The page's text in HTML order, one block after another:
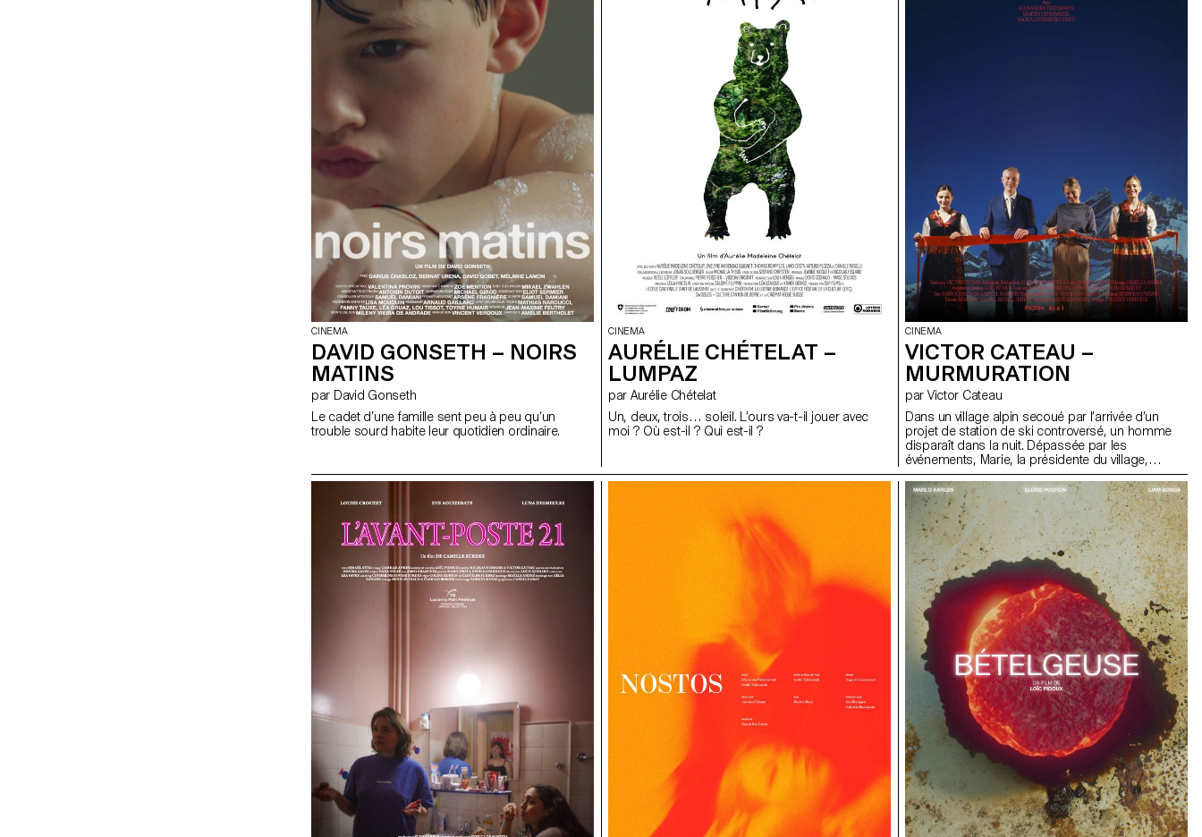
CINEMA
DAVID GONSETH – NOIRS
MATINS
par David Gonseth
Le cadet d’une famille sent peu à peu qu’un
trouble sourd habite leur quotidien ordinaire.
CINEMA
AURÉLIE CHÉTELAT –
LUMPAZ
par Aurélie Chételat
Un, deux, trois… soleil. L’ours va-t-il jouer avec
moi ? Où est-il ? Qui est-il ?
CINEMA
VICTOR CATEAU –
MURMURATION
par Victor Cateau
Dans un village alpin secoué par l’arrivée d’un
projet de station de ski controversé, un homme
disparaît dans la nuit. Dépassée par les
événements, Marie, la présidente du village,
essaie de comprendre les forces à l’œuvre.